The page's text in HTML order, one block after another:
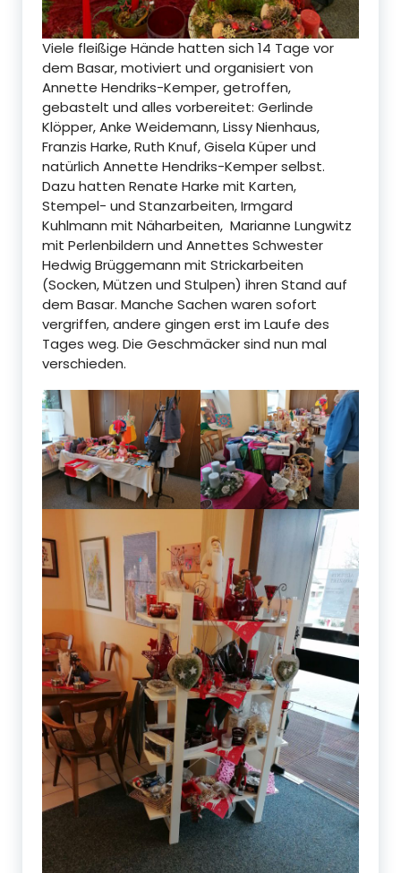
Viele fleißige Hände hatten sich 14 Tage vor
dem Basar, motiviert und organisiert von
Annette Hendriks-Kemper, getroffen,
gebastelt und alles vorbereitet: Gerlinde
Klöpper, Anke Weidemann, Lissy Nienhaus,
Franzis Harke, Ruth Knuf, Gisela Küper und
natürlich Annette Hendriks-Kemper selbst.
Dazu hatten Renate Harke mit Karten,
Stempel- und Stanzarbeiten, Irmgard
Kuhlmann mit Näharbeiten, Marianne Lungwitz
mit Perlenbildern und Annettes Schwester
Hedwig Brüggemann mit Strickarbeiten
(Socken, Mützen und Stulpen) ihren Stand auf
dem Basar. Manche Sachen waren sofort
vergriffen, andere gingen erst im Laufe des
Tages weg. Die Geschmäcker sind nun mal
verschieden.